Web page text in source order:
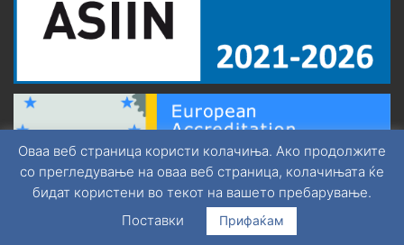
Оваа веб страница користи колачиња. Ако продолжите
со прегледување на оваа веб страница, колачињата ќе
бидат користени во текот на вашето пребарување.
Поставки
Прифаќам